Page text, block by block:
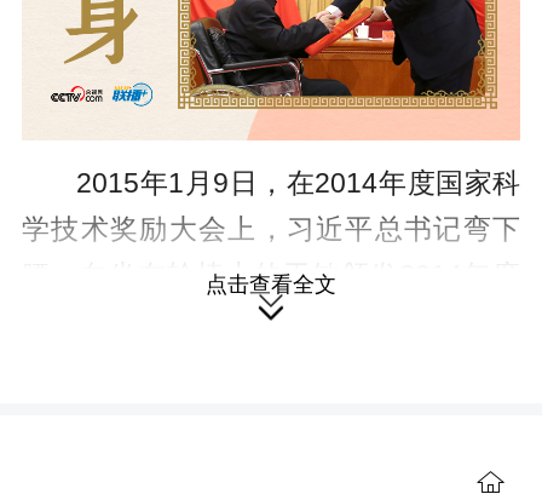
2015年1月9日，在2014年度国家科
学技术奖励大会上，习近平总书记弯下
腰，向坐在轮椅上的于敏颁发2014年度
唯一的国家最高科学技术奖。
大量理论问题，为我国核武器的发展作
点击查看全文
